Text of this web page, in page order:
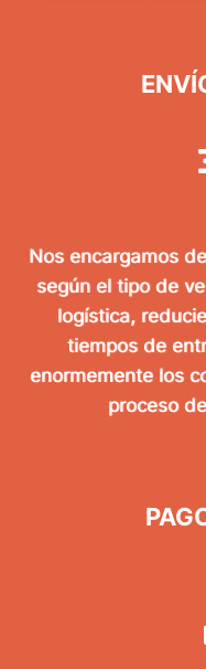
Nos encargamos
según el tipo de
logística,
tiempos de
enormemente los
proceso